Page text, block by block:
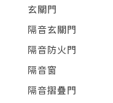
玄關門
隔音玄關門
隔音防火門
隔音窗
隔音摺疊門